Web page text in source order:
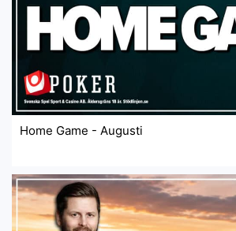
Home Game - Augusti